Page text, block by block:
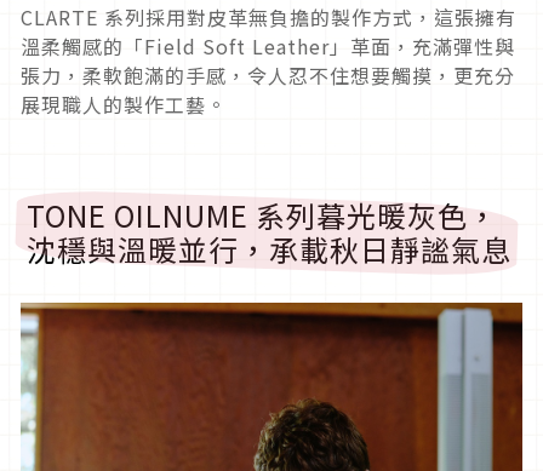
CLARTE 系列採用對皮革無負擔的製作方式，這張擁有
溫柔觸感的「Field Soft Leather」革面，充滿彈性與
張力，柔軟飽滿的手感，令人忍不住想要觸摸，更充分
展現職人的製作工藝。
TONE OILNUME 系列暮光暖灰色，
沈穩與溫暖並行，承載秋日靜謐氣息